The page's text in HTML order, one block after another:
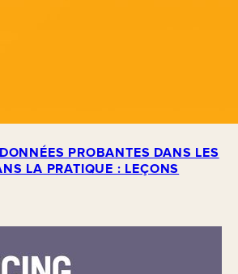
PROBANTES DANS LES
LA PRATIQUE : LEÇONS